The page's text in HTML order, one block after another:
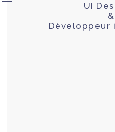
UI
&
Développeur